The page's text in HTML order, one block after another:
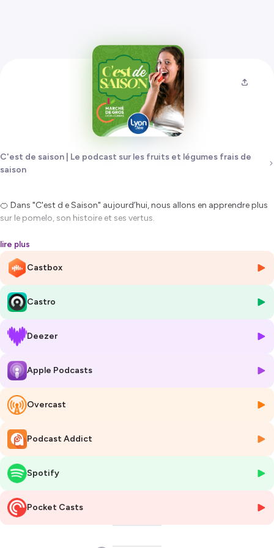
C'est de saison | Le podcast sur les fruits et légumes frais de
saison
🍊 Dans "C'est d e Saison" aujourd’hui, nous allons en apprendre plus
sur le pomelo, son histoire et ses vertus.
Découvert au XVIIIè siècle à Porto Rico, le pomelo est arrivé en France
au début du XXè siècle. Le pomelo, souvent confondu avec le
pamplemousse se caractérise par son développement. Le pomelo
En France, on en mange en moyenne 3kg par foyer chaque année.
Nous recevons aujourd’hui sur
Chadian, membre
Chez Arthur - Fruits & Légumes
Mions, Chassieu, St Genis Laval, Brignais et cours Bayard.
Hébergé par Ausha. Visitez
pour plus d'informations.
lire plus
Castbox
Castro
Deezer
Apple Podcasts
Overcast
Podcast Addict
Spotify
Pocket Casts